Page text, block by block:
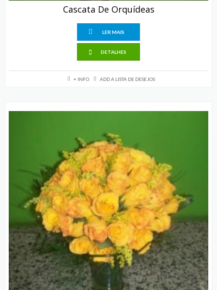
Cascata De Orquídeas
LER MAIS
DETALHES
+ INFO ADD A LISTA DE DESEJOS